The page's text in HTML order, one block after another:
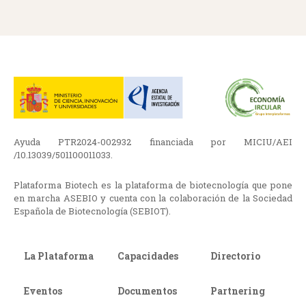
Ayuda PTR2024-002932 financiada por MICIU/AEI
/10.13039/501100011033.
Plataforma Biotech es la plataforma de biotecnología que pone
en marcha ASEBIO y cuenta con la colaboración de la Sociedad
Española de Biotecnología (SEBIOT).
La Plataforma Capacidades Directorio
Eventos Documentos Partnering